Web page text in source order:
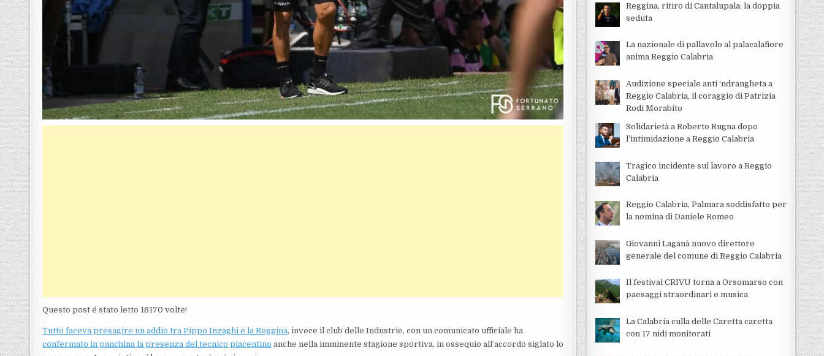
Questo post é stato letto 18170 volte!
Tutto faceva presagire un addio tra Pippo Inzaghi e la Reggina, invece il club delle Industrie, con un comunicato ufficiale ha
confermato in panchina la presenza del tecnico piacentino anche nella imminente stagione sportiva, in ossequio all’accordo siglato lo
Reggina, ritiro di Cantalupala: la doppia
seduta
La nazionale di pallavolo al palacalafiore
anima Reggio Calabria
Audizione speciale anti ‘ndrangheta a
Reggio Calabria, il coraggio di Patrizia
Rodi Morabito
Solidarietà a Roberto Rugna dopo
l’intimidazione a Reggio Calabria
Tragico incidente sul lavoro a Reggio
Calabria
Reggio Calabria, Palmara soddisfatto per
la nomina di Daniele Romeo
Giovanni Laganà nuovo direttore
generale del comune di Reggio Calabria
Il festival CRIVU torna a Orsomarso con
paesaggi straordinari e musica
La Calabria culla delle Caretta caretta
con 17 nidi monitorati